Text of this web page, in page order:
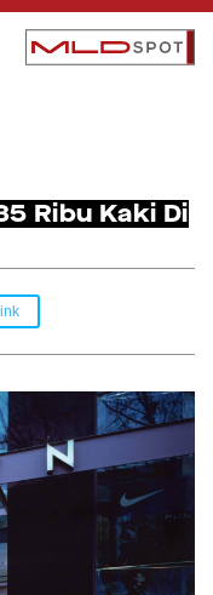
Ribu Kaki Di